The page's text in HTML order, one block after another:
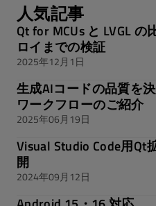
人気記事
Qt for MCUs と LVGL
ロイまでの検証
2025年12月1日
生成AIコードの品質を
ワークフローのご紹介
2025年06月19日
Visual Studio Code用Qt
開
2024年09月12日